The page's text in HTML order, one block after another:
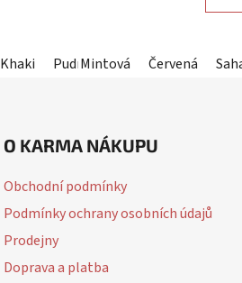
Khaki Pudrová růžová Jemná
Mintová Červená
O KARMA NÁKUPU
Obchodní podmínky
Podmínky ochrany osobních údajů
Prodejny
Doprava a platba